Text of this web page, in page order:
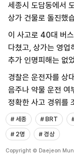
세종시 도담동에서
상가 건물로 돌진했
이 사고로 40대 버
다쳤고, 상가는 영업
추가 인명피해는 없
경찰은 운전자를 상
음주나 약물 운전 여
정확한 사고 경위를
# 세종 # BRT
# 2명
# 경상
Copyright © Daejeon